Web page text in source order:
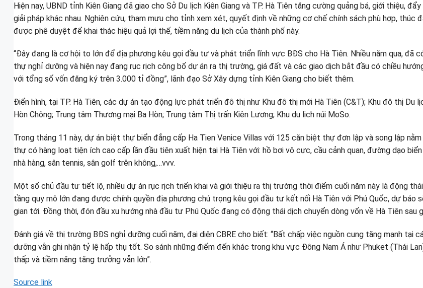
Hiện nay, UBND tỉnh Kiên Giang đã giao cho Sở Du lịch Kiên Giang và TP. Hà Tiên tăng cường quảng bá, giới thiệu,
giải pháp khác nhau. Nghiên cứu, tham mưu cho tỉnh xem xét, quyết định về những cơ chế chính sách phù hợp,
được phê duyệt để khai thác hiệu quả lợi thế, tiềm năng du lịch của thành phố này.
“Đây đang là cơ hội to lớn để địa phương kêu gọi đầu tư và phát triển lĩnh vực BĐS cho Hà Tiên. Nhiều năm qua, đã
thự nghỉ dưỡng và hiện nay đang rục rịch công bố dự án ra thị trường, giá đất và các giao dịch bắt đầu có chiều
với tổng số vốn đăng ký trên 3.000 tỉ đồng”, lãnh đạo Sở Xây dựng tỉnh Kiên Giang cho biết thêm.
Điển hình, tại TP. Hà Tiên, các dự án tạo động lực phát triển đô thị như Khu đô thị mới Hà Tiên (C&T); Khu đô thị Du
Hòn Chông; Trung tâm Thương mại Ba Hòn; Trung tâm Thị trấn Kiên Lương; Khu du lịch núi MoSo.
Trong tháng 11 này, dự án biệt thự biển đẳng cấp Ha Tien Venice Villas với 125 căn biệt thự đơn lập và song lập
thự có hàng loạt tiện ích cao cấp lần đầu tiên xuất hiện tại Hà Tiên với: hồ bơi vô cực, cầu cảnh quan, đường dạo
nhà hàng, sân tennis, sân golf trên không,…vvv.
Một số chủ đầu tư tiết lộ, nhiều dự án rục rịch triển khai và giới thiệu ra thị trường thời điểm cuối năm này là động
tầng quy mô lớn đang được chính quyền địa phương chú trọng kêu gọi đầu tư kết nối Hà Tiên với Phú Quốc, dự
gian tới. Đồng thời, đón đầu xu hướng nhà đầu tư Phú Quốc đang có động thái dịch chuyển dòng vốn về Hà Tiên sau
Đánh giá về thị trường BĐS nghỉ dưỡng cuối năm, đại diện CBRE cho biết: “Bất chấp việc nguồn cung tăng mạnh tại
dưỡng vẫn ghi nhận tỷ lệ hấp thụ tốt. So sánh những điểm đến khác trong khu vực Đông Nam Á như Phuket (Thái
thấp và tiềm năng tăng trưởng vẫn lớn”.
Source link